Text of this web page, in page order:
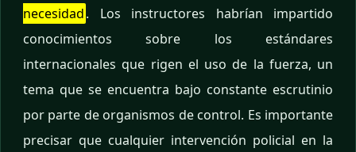
necesidad. Los instructores habrían impartido
conocimientos sobre los estándares
internacionales que rigen el uso de la fuerza, un
tema que se encuentra bajo constante escrutinio
por parte de organismos de control. Es importante
precisar que cualquier intervención policial en la